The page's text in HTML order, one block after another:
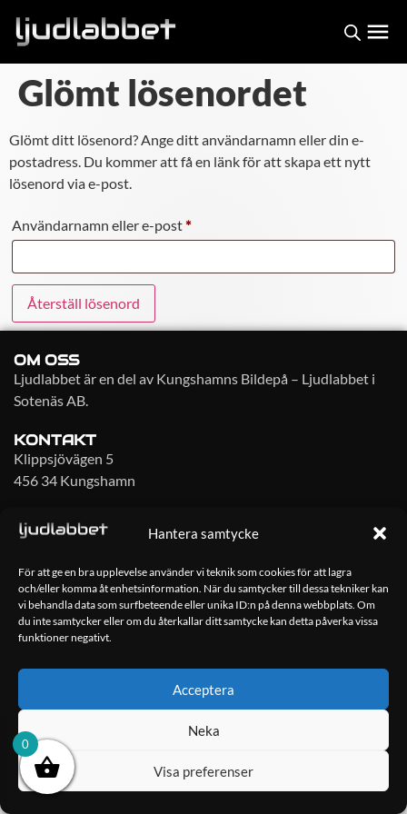
Hantera samtycke
För att ge en bra upplevelse använder vi teknik som cookies för att lagra
och/eller komma åt enhetsinformation. När du samtycker till dessa tekniker kan
vi behandla data som surfbeteende eller unika ID:n på denna webbplats. Om
du inte samtycker eller om du återkallar ditt samtycke kan detta påverka vissa
funktioner negativt.
Acceptera
Neka
Visa preferenser
Glömt lösenordet
Glömt ditt lösenord? Ange ditt användarnamn eller din e-
postadress. Du kommer att få en länk för att skapa ett nytt
lösenord via e-post.
Användarnamn eller e-post*
Återställ lösenord
OM OSS
Ljudlabbet är en del av Kungshamns Bildepå – Ljudlabbet i
Sotenäs AB.
KONTAKT
Klippsjövägen 5
456 34 Kungshamn
Copyright 2023 Ljudlabbet i Sotenäs AB – Hemsida skapad avKimsoft Media AB
0